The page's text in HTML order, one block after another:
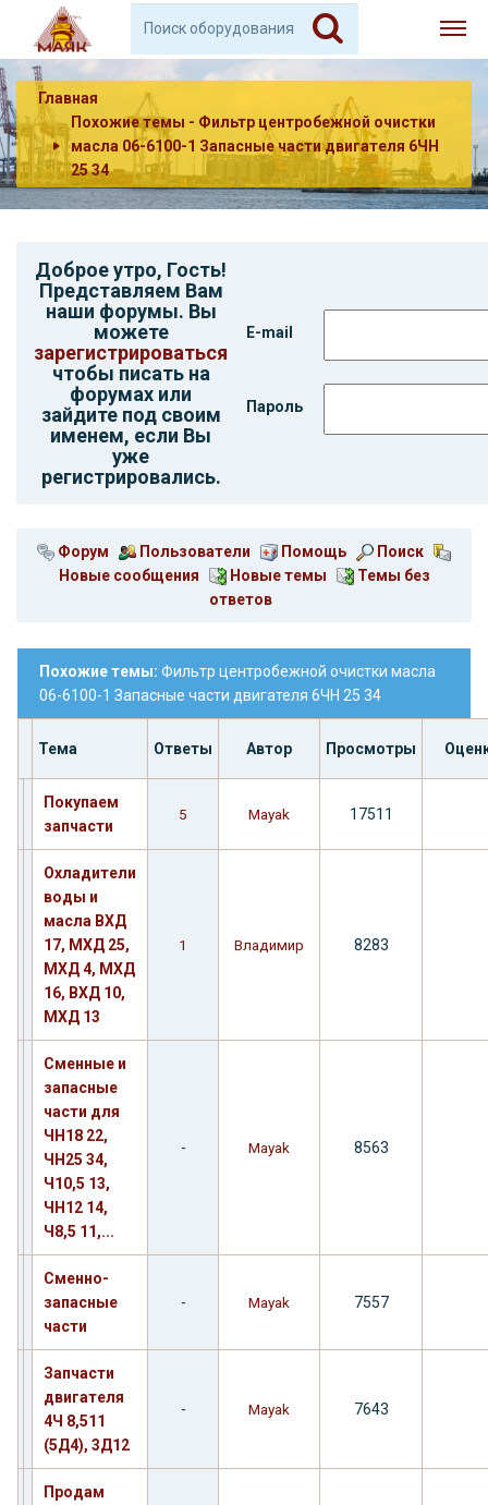
Главная
Похожие темы - Фильтр центробежной очистки
масла 06-6100-1 Запасные части двигателя 6ЧН
25 34
Доброе утро, Гость!
Представляем Вам
наши форумы. Вы
можете
зарегистрироваться
чтобы писать на
форумах или
зайдите под своим
именем, если Вы
уже
регистрировались.
E-mail
Пароль
Форум Пользователи Помощь
Поиск
Новые сообщения
Новые темы
Темы без
ответов
Похожие темы: Фильтр центробежной очистки масла
06-6100-1 Запасные части двигателя 6ЧН 25 34
Тема Ответы Автор Просмотры
Покупаем
запчасти
5 Mayak 17511
Охладители
воды и
масла ВХД
17, МХД 25,
МХД 4, МХД
16, ВХД 10,
МХД 13
1 Владимир 8283
Сменные и
запасные
части для
ЧН18 22,
ЧН25 34,
Ч10,5 13,
ЧН12 14,
Ч8,5 11,...
- Mayak 8563
Сменно-
запасные
части
- Mayak 7557
Запчасти
двигателя
4Ч 8,511
(5Д4), 3Д12
- Mayak 7643
Продам